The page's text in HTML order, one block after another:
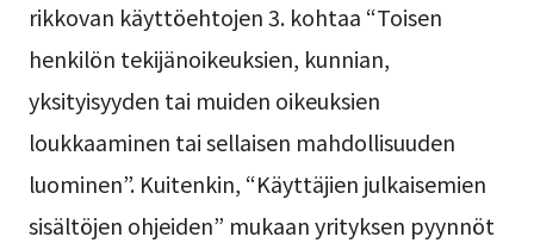
rikkovan käyttöehtojen 3. kohtaa “Toisen
henkilön tekijänoikeuksien, kunnian,
yksityisyyden tai muiden oikeuksien
loukkaaminen tai sellaisen mahdollisuuden
luominen”. Kuitenkin, “Käyttäjien julkaisemien
sisältöjen ohjeiden” mukaan yrityksen pyynnöt